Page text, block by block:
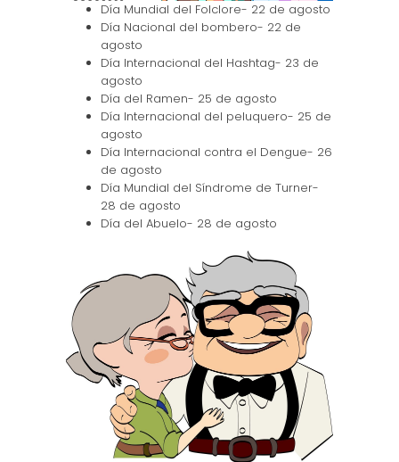
Día Mundial del Folclore- 22 de agosto
Día Nacional del bombero- 22 de
agosto
Día Internacional del Hashtag- 23 de
agosto
Día del Ramen- 25 de agosto
Día Internacional del peluquero- 25 de
agosto
Día Internacional contra el Dengue- 26
de agosto
Día Mundial del Síndrome de Turner-
28 de agosto
Día del Abuelo- 28 de agosto